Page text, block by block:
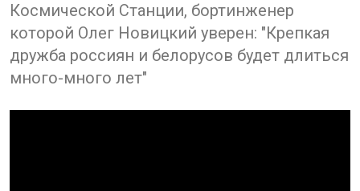
Космической Станции, бортинженер
которой Олег Новицкий уверен: "Крепкая
дружба россиян и белорусов будет длиться
много-много лет"